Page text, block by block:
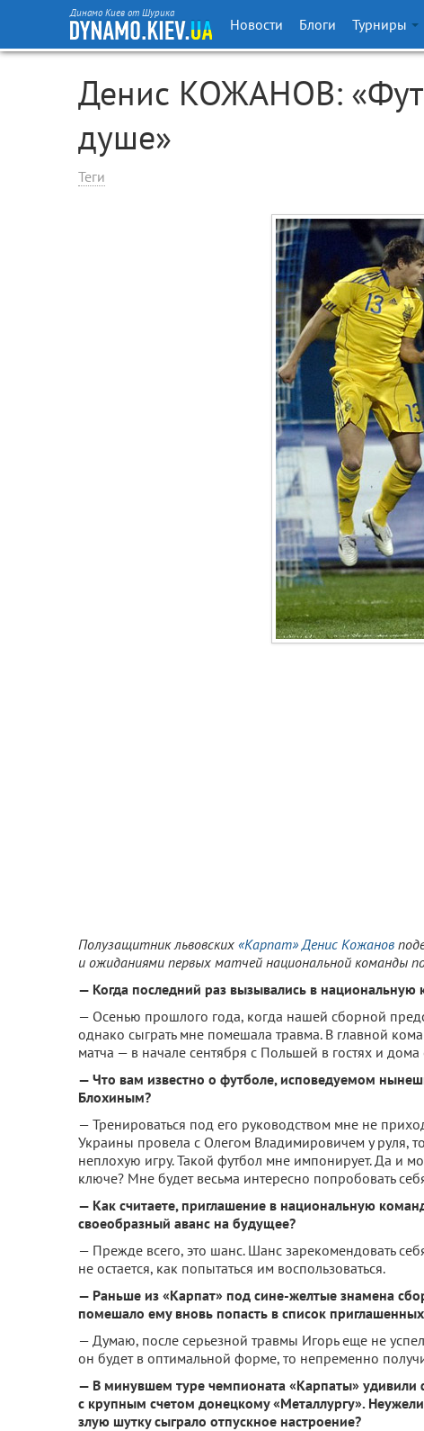
Динамо Киев от Шурика
Новости Блоги Турниры
Денис КОЖАНОВ:
душе»
Теги
Полузащитник львовских «Карпат» Денис Кожанов
и ожиданиями первых матчей национальной команды
— Когда последний раз вызывались в национальную
— Осенью прошлого года, когда нашей сборной
однако сыграть мне помешала травма. В главной
матча — в начале сентября с Польшей в гостях и дома
— Что вам известно о футболе, исповедуемом
Блохиным?
— Тренироваться под его руководством мне не
Украины провела с Олегом Владимировичем у руля,
неплохую игру. Такой футбол мне импонирует. Да и
ключе? Мне будет весьма интересно попробовать
— Как считаете, приглашение в национальную
своеобразный аванс на будущее?
— Прежде всего, это шанс. Шанс зарекомендовать
не остается, как попытаться им воспользоваться.
— Раньше из «Карпат» под сине-желтые знамена
помешало ему вновь попасть в список
— Думаю, после серьезной травмы Игорь еще не
он будет в оптимальной форме, то непременно
— В минувшем туре чемпионата «Карпаты» удивили
с крупным счетом донецкому «Металлургу».
злую шутку сыграло отпускное настроение?